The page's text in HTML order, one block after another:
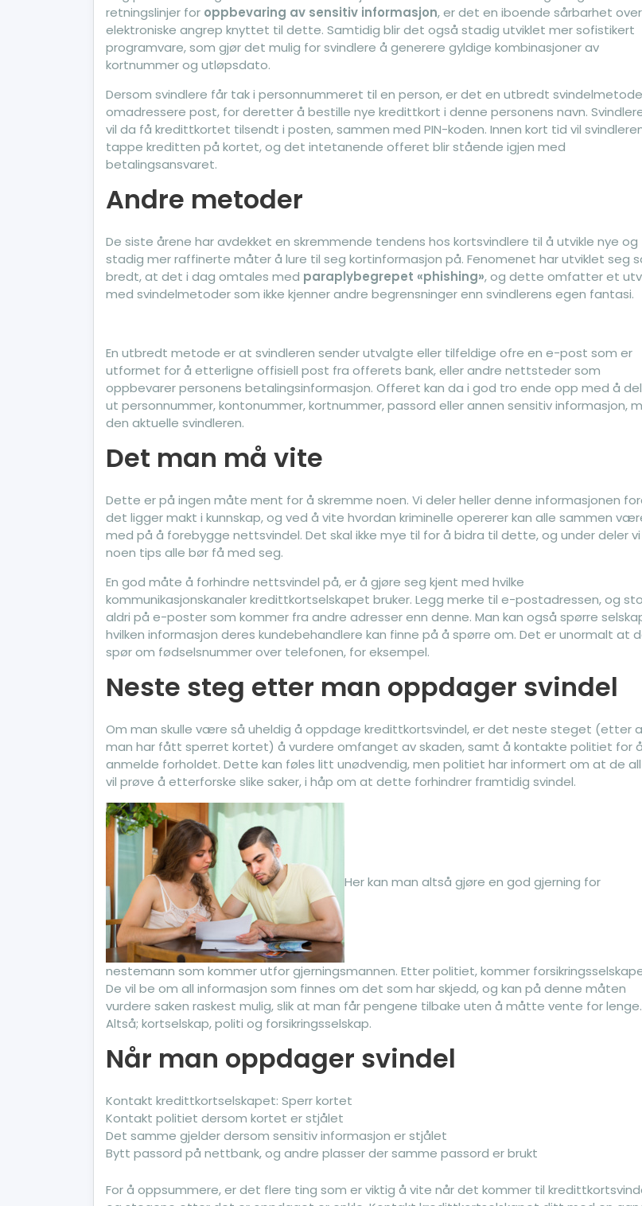
retningslinjer for oppbevaring av sensitiv informasjon, er det en iboende sårbarhet
elektroniske angrep knyttet til dette. Samtidig blir det også stadig utviklet mer sofistikert
programvare, som gjør det mulig for svindlere å generere gyldige kombinasjoner av
kortnummer og utløpsdato.
Dersom svindlere får tak i personnummeret til en person, er det en utbredt
omadressere post, for deretter å bestille nye kredittkort i denne personens navn.
vil da få kredittkortet tilsendt i posten, sammen med PIN-koden. Innen kort tid vil
tappe kreditten på kortet, og det intetanende offeret blir stående igjen med
betalingsansvaret.
Andre metoder
De siste årene har avdekket en skremmende tendens hos kortsvindlere til å utvikle nye og
stadig mer raffinerte måter å lure til seg kortinformasjon på. Fenomenet har utviklet seg
bredt, at det i dag omtales med paraplybegrepet «phishing», og dette omfatter et
med svindelmetoder som ikke kjenner andre begrensninger enn svindlerens egen fantasi.
En utbredt metode er at svindleren sender utvalgte eller tilfeldige ofre en e-post som er
utformet for å etterligne offisiell post fra offerets bank, eller andre nettsteder som
oppbevarer personens betalingsinformasjon. Offeret kan da i god tro ende opp med å
ut personnummer, kontonummer, kortnummer, passord eller annen sensitiv informasjon,
den aktuelle svindleren.
Det man må vite
Dette er på ingen måte ment for å skremme noen. Vi deler heller denne informasjonen
det ligger makt i kunnskap, og ved å vite hvordan kriminelle opererer kan alle sammen
med på å forebygge nettsvindel. Det skal ikke mye til for å bidra til dette, og under deler vi
noen tips alle bør få med seg.
En god måte å forhindre nettsvindel på, er å gjøre seg kjent med hvilke
kommunikasjonskanaler kredittkortselskapet bruker. Legg merke til e-postadressen, og
aldri på e-poster som kommer fra andre adresser enn denne. Man kan også spørre
hvilken informasjon deres kundebehandlere kan finne på å spørre om. Det er unormalt at
spør om fødselsnummer over telefonen, for eksempel.
Neste steg etter man oppdager svindel
Om man skulle være så uheldig å oppdage kredittkortsvindel, er det neste steget (etter
man har fått sperret kortet) å vurdere omfanget av skaden, samt å kontakte politiet for å
anmelde forholdet. Dette kan føles litt unødvendig, men politiet har informert om at de
vil prøve å etterforske slike saker, i håp om at dette forhindrer framtidig svindel.
Her kan man altså gjøre en god gjerning for
nestemann som kommer utfor gjerningsmannen. Etter politiet, kommer
De vil be om all informasjon som finnes om det som har skjedd, og kan på denne måten
vurdere saken raskest mulig, slik at man får pengene tilbake uten å måtte vente for lenge.
Altså; kortselskap, politi og forsikringsselskap.
Når man oppdager svindel
Kontakt kredittkortselskapet: Sperr kortet
Kontakt politiet dersom kortet er stjålet
Det samme gjelder dersom sensitiv informasjon er stjålet
Bytt passord på nettbank, og andre plasser der samme passord er brukt
For å oppsummere, er det flere ting som er viktig å vite når det kommer til